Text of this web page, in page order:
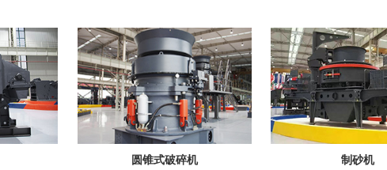
圆锥式破碎机 制砂机